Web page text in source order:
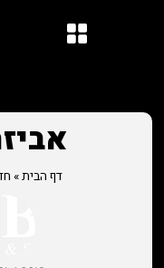
דף הבית»